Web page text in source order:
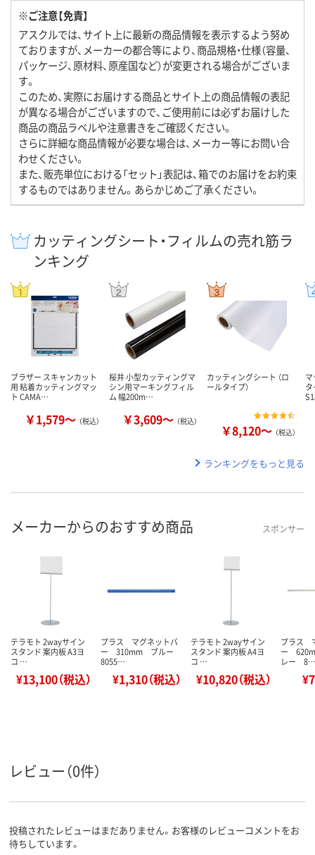
※ご注意【免責】
アスクルでは、サイト上に最新の商品情報を表示するよう努め
ておりますが、メーカーの都合等により、商品規格・仕様（容量、
パッケージ、原材料、原産国など）が変更される場合がございま
す。
このため、実際にお届けする商品とサイト上の商品情報の表記
が異なる場合がございますので、ご使用前には必ずお届けした
商品の商品ラベルや注意書きをご確認ください。
さらに詳細な商品情報が必要な場合は、メーカー等にお問い合
わせください。
また、販売単位における「セット」表記は、箱でのお届けをお約束
するものではありません。あらかじめご了承ください。
カッティングシート・フィルムの売れ筋ラ
ンキング
ブラザー スキャンカット
用 粘着カッティングマッ
ト CAMA…
￥1,579～ （税込）
桜井 小型カッティングマ
シン用マーキングフィル
ム 幅200m…
￥3,609～ （税込）
カッティングシート （ロ
ールタイプ）
￥8,120～ （税込）
ランキングをもっと見る
メーカーからのおすすめ商品 スポンサー
テラモト 2wayサイン
スタンド 案内板 A3ヨ
コ …
¥13,100（税込）
プラス マグネットバ
ー 310mm ブルー
8055…
¥1,310（税込）
テラモト 2wayサイン
スタンド 案内板 A4ヨ
コ …
¥10,820（税込）
プラス
ー
レー 8…
レビュー（0件）
投稿されたレビューはまだありません。お客様のレビューコメントをお
待ちしています。